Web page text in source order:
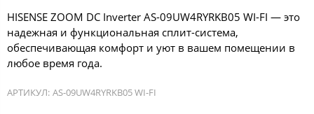
HISENSE ZOOM DC Inverter AS-09UW4RYRKB05 WI-FI — это
надежная и функциональная сплит-система,
обеспечивающая комфорт и уют в вашем помещении в
любое время года.
АРТИКУЛ: AS-09UW4RYRKB05 WI-FI